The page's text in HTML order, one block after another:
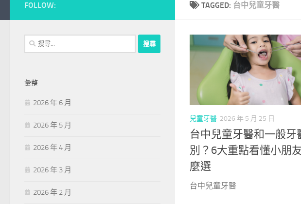
TAGGED: 台中兒童牙醫
兒童牙醫 2026 年 5 月 25 日
台中兒童牙醫和一般牙
別？6大重點看懂小朋
麼選
台中兒童牙醫
FOLLOW:
搜
尋
字:
彙整
2026 年 6 月
2026 年 5 月
2026 年 4 月
2026 年 3 月
2026 年 2 月